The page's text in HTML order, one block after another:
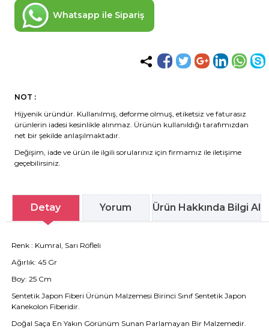
Whatsapp ile Sipariş
NOT :
Hijyenik üründür. Kullanılmış, deforme olmuş, etiketsiz ve faturasız
ürünlerin iadesi kesinlikle alınmaz. Ürünün kullanıldığı tarafımızdan
net bir şekilde anlaşılmaktadır.
Değişim, iade ve ürün ile ilgili sorularınız için firmamız ile iletişime
geçebilirsiniz.
Detay Yorum Ürün Hakkında Bilgi Al
Renk : Kumral, Sarı Röfleli
Ağırlık: 45 Gr
Boy: 25 Cm
Sentetik Japon Fiberi Ürünün Malzemesi Birinci Sınıf Sentetik Japon
Kanekolon Fiberidir.
Doğal Saça En Yakın Görünüm Sunan Parlamayan Bir Malzemedir.